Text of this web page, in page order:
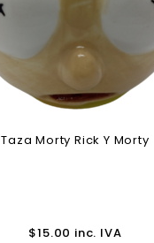
Taza Morty Rick Y Morty
$15.00 inc. IVA